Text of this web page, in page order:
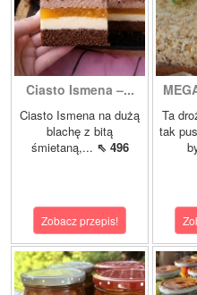
Ciasto Ismena –...
Ciasto Ismena na dużą
blachę z bitą
śmietaną,... ⇖ 496
Zobacz przepis!
Ta
tak